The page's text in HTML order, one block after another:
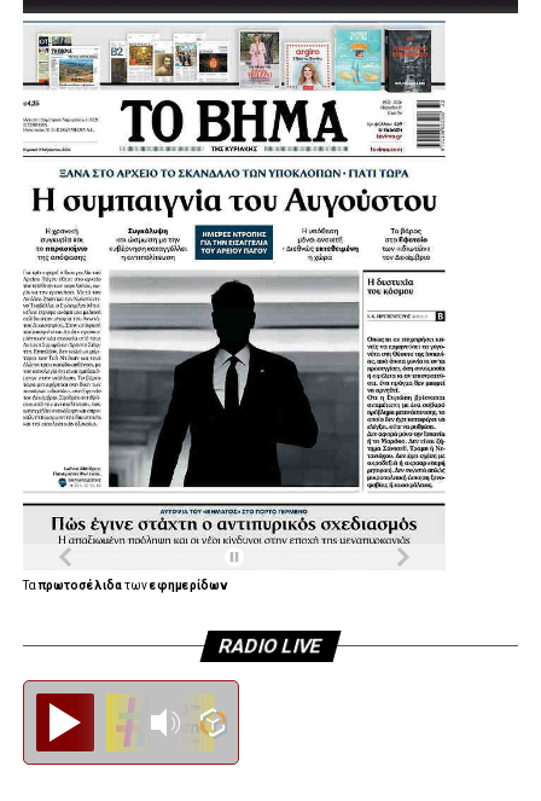
δώσουμε μία διέξοδο», σημείωσε, εξηγώντας ότι σήμερα
πολλοί κάτοικοι και παιδιά της Αγίας Βαρβάρας
αναγκάζονται να χρησιμοποιούν κολυμβητήρια γειτονικών
Δήμων.
Μια παρέμβαση που έρχεται να ενισχύσει ακόμη
περισσότερο τις αθλητικές υποδομές της Αγίας Βαρβάρας
και να δώσει νέες δυνατότητες άθλησης στα παιδιά, στους
συλλόγους και συνολικά στους κατοίκους της πόλης.
Η Συνέντευξη του Δημάρχου Αγίας Βαρβάρας:
Ταπρωτοσέλιδατωνεφημερίδων
RADIO LIVE